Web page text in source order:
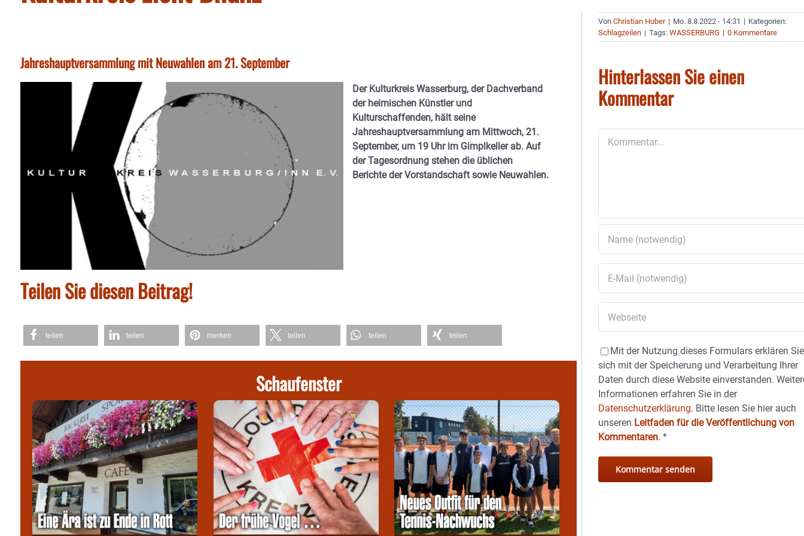
Jahreshauptversammlung mit Neuwahlen am 21. September
Der Kulturkreis Wasserburg, der Dachverband
der heimischen Künstler und
Kulturschaffenden, hält seine
Jahreshauptversammlung am Mittwoch, 21.
September, um 19 Uhr im Gimplkeller ab. Auf
der Tagesordnung stehen die üblichen
Berichte der Vorstandschaft sowie Neuwahlen.
Teilen Sie diesen Beitrag!
teilen teilen merken teilen teilen teilen
Schaufenster
VonChristian Huber | Mo. 8.8.2022 - 14:31 | Kategorien:
Schlagzeilen | Tags:WASSERBURG | 0 Kommentare
Hinterlassen Sie einen
Kommentar
Mit der Nutzung dieses Formulars erklären Sie
sich mit der Speicherung und Verarbeitung Ihrer
Daten durch diese Website einverstanden.
Informationen erfahren Sie in der
Datenschutzerklärung. Bitte lesen Sie hier auch
unseren Leitfaden für die Veröffentlichung von
Kommentaren.*